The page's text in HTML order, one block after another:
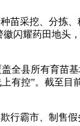
采挖、分拣、
闪耀药田地头
全县所有育苗
有控”。截至目
霸市、制售假